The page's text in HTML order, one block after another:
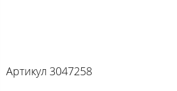
Артикул 3047258